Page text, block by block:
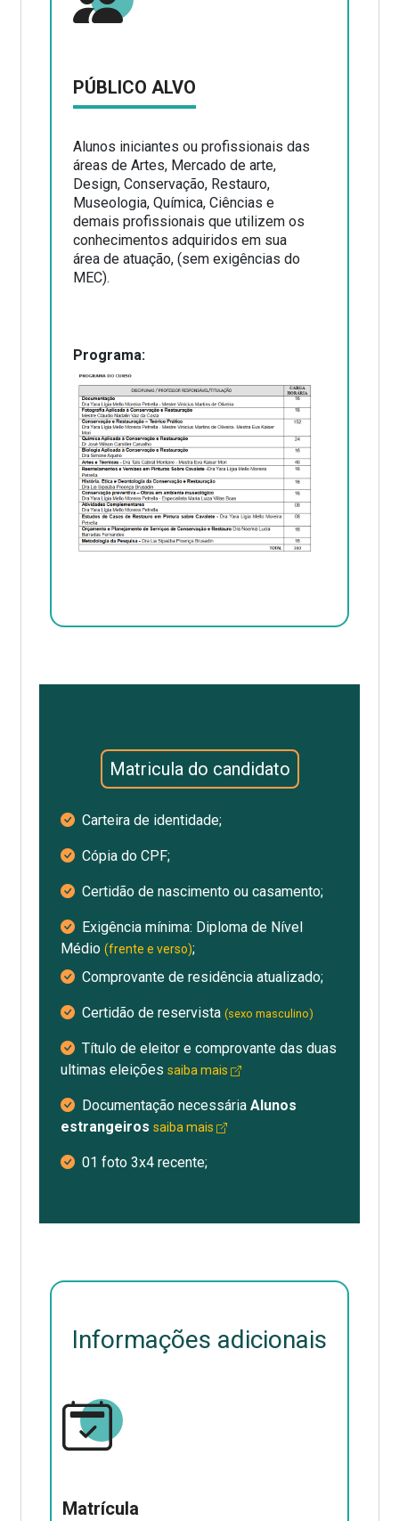
PÚBLICO ALVO
Alunos iniciantes ou profissionais das
áreas de Artes, Mercado de arte,
Design, Conservação, Restauro,
Museologia, Química, Ciências e
demais profissionais que utilizem os
conhecimentos adquiridos em sua
área de atuação, (sem exigências do
MEC).
Programa:
Matricula do candidato
Carteira de identidade;
Cópia do CPF;
Certidão de nascimento ou casamento;
Exigência mínima: Diploma de Nível
Médio (frente e verso);
Comprovante de residência atualizado;
Certidão de reservista (sexo masculino)
Título de eleitor e comprovante das duas
ultimas eleições saiba mais
Documentação necessária Alunos
estrangeiros saiba mais
01 foto 3x4 recente;
Informações adicionais
Matrícula